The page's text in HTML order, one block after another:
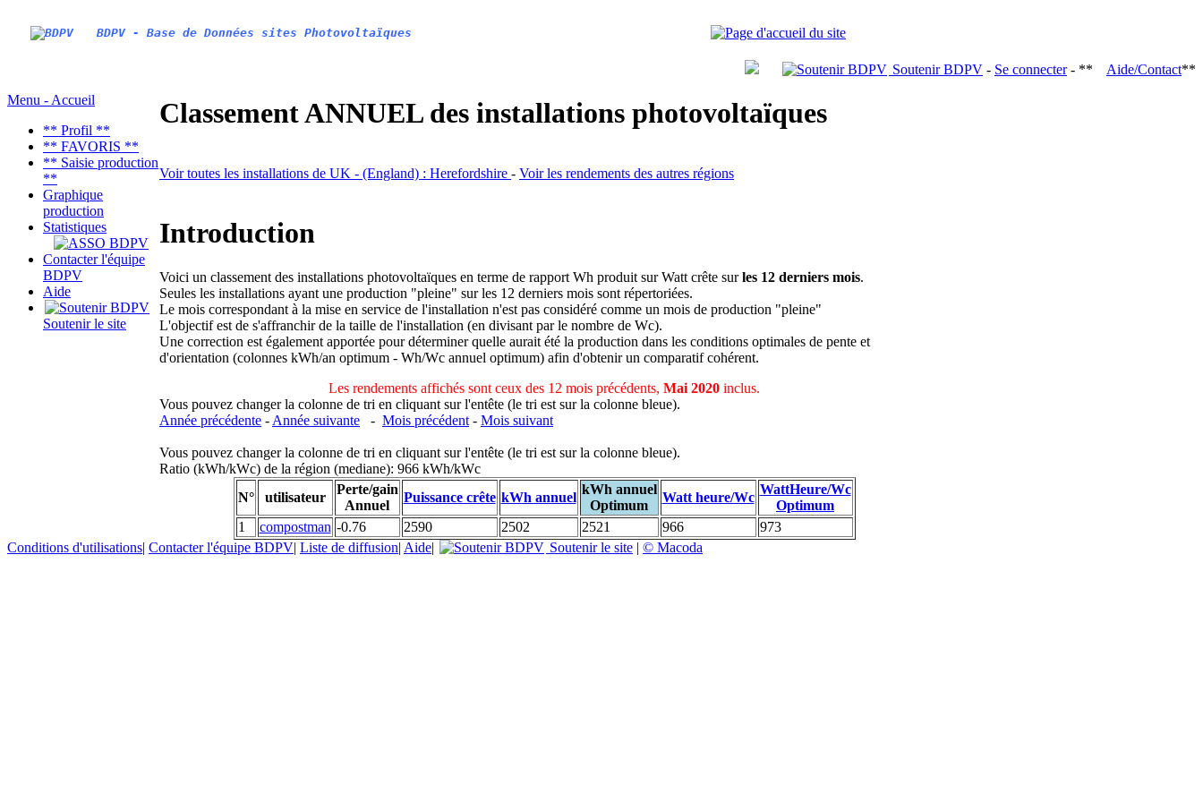
BDPV - Base de Données sites Photovoltaïques
Soutenir BDPV - Se connecter- ** Aide/Contact**
Menu - Accueil
** Profil **
** FAVORIS **
** Saisie production
**
Graphique
production
Statistiques
Contacter l'équipe
BDPV
Aide
Soutenir le site
Classement ANNUEL des installations photovoltaïques
Voir toutes les installations de UK - (England) : Herefordshire - Voir les rendements des autres régions
Introduction
Voici un classement des installations photovoltaïques en terme de rapport Wh produit sur Watt crête surles 12 derniers mois.
Seules les installations ayant une production "pleine" sur les 12 derniers mois sont répertoriées.
Le mois correspondant à la mise en service de l'installation n'est pas considéré comme un mois de production "pleine"
L'objectif est de s'affranchir de la taille de l'installation (en divisant par le nombre de Wc).
Une correction est également apportée pour déterminer quelle aurait été la production dans les conditions optimales de pente et
d'orientation (colonnes kWh/an optimum - Wh/Wc annuel optimum) afin d'obtenir un comparatif cohérent.
Les rendements affichés sont ceux des 12 mois précédents, Mai 2020 inclus.
Vous pouvez changer la colonne de tri en cliquant sur l'entête (le tri est sur la colonne bleue).
Année précédente - Année suivante - Mois précédent - Mois suivant
Vous pouvez changer la colonne de tri en cliquant sur l'entête (le tri est sur la colonne bleue).
Ratio (kWh/kWc) de la région (mediane): 966 kWh/kWc
N°
utilisateur
Perte/gain
Annuel
Puissance crête kWh annuel
kWh annuel
Optimum
Watt heure/Wc
WattHeure/Wc
Optimum
1
compostman -0.76 2590 2502 2521 966
973
Conditions d'utilisations| Contacter l'équipe BDPV| Liste de diffusion| Aide| Soutenir le site | © Macoda